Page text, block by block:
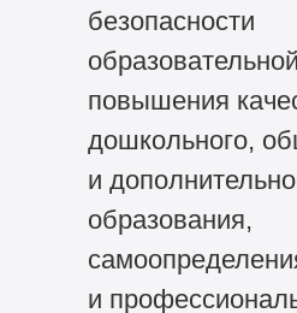
безопасности
повышения
дошкольного,
и
образования,
и